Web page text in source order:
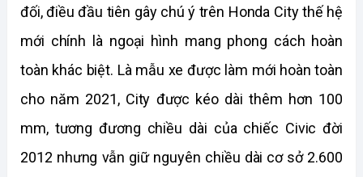
đối, điều đầu tiên gây chú ý trên Honda City thế hệ
mới chính là ngoại hình mang phong cách hoàn
toàn khác biệt. Là mẫu xe được làm mới hoàn toàn
cho năm 2021, City được kéo dài thêm hơn 100
mm, tương đương chiều dài của chiếc Civic đời
2012 nhưng vẫn giữ nguyên chiều dài cơ sở 2.600